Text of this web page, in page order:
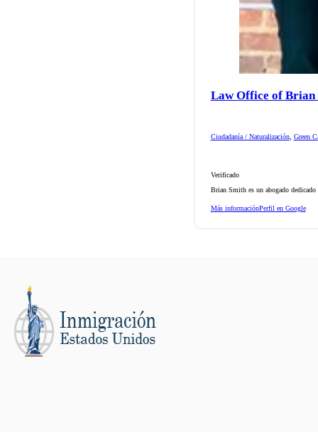
Law Office of Brian
Ciudadanía / Naturalización, Green
Verificado
Brian Smith es un abogado
Más informaciónPerfil en Google